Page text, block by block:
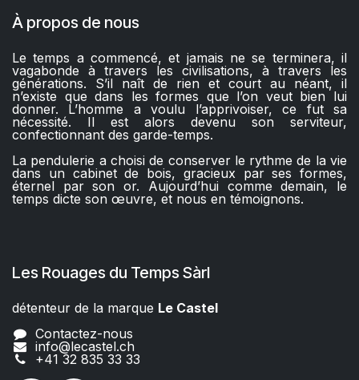
À propos de nous
Le temps a commencé, et jamais ne se terminera, il
vagabonde à travers les civilisations, à travers les
générations. S’il naît de rien et court au néant, il
n’existe que dans les formes que l’on veut bien lui
donner. L’homme a voulu l’apprivoiser, ce fut sa
nécessité. Il est alors devenu son serviteur,
confectionnant des garde-temps.
La pendulerie a choisi de conserver le rythme de la vie
dans un cabinet de bois, gracieux par ses formes,
éternel par son or. Aujourd’hui comme demain, le
temps dicte son œuvre, et nous en témoignons.
Les Rouages du Temps Sàrl
détenteur de la marque Le Castel​​
Contactez-nous
info@lecastel.ch
+41 32 835 33 33